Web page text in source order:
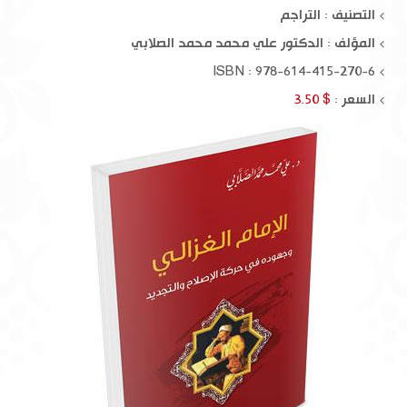
التصنيف : التراجم
المؤلف : الدكتور علي محمد محمد الصلابي
ISBN : 978-614-415-270-6
السعر : $ 3.50